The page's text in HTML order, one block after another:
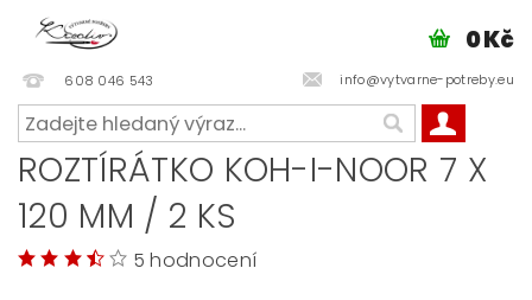
608 046 543 info@vytvarne-potreby.eu
0 Kč
ROZTÍRÁTKO KOH-I-NOOR 7 X
120 MM / 2 KS
5 hodnocení